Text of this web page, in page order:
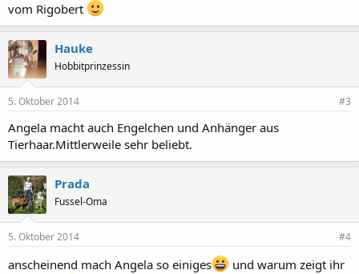
vom Rigobert
Hauke
Hobbitprinzessin
5. Oktober 2014 #3
Angela macht auch Engelchen und Anhänger aus
Tierhaar.Mittlerweile sehr beliebt.
Prada
Fussel-Oma
5. Oktober 2014 #4
anscheinend mach Angela so einiges
und warum zeigt ihr